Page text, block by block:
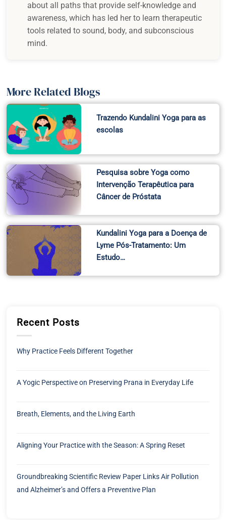
about all paths that provide self-knowledge and
awareness, which has led her to learn therapeutic
tools related to sound, body, and subconscious
mind.
More Related Blogs
Trazendo Kundalini Yoga para as
escolas
Pesquisa sobre Yoga como
Intervenção Terapêutica para
Câncer de Próstata
Kundalini Yoga para a Doença de
Lyme Pós-Tratamento: Um
Estudo…
Recent Posts
Why Practice Feels Different Together
A Yogic Perspective on Preserving Prana in Everyday Life
Breath, Elements, and the Living Earth
Aligning Your Practice with the Season: A Spring Reset
Groundbreaking Scientific Review Paper Links Air Pollution
and Alzheimer’s and Offers a Preventive Plan